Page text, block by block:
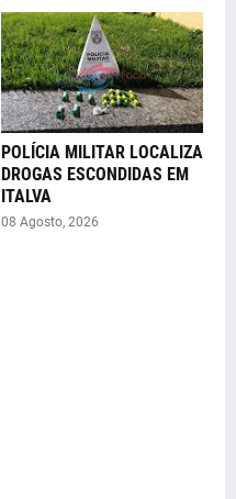
POLÍCIA MILITAR LOCALIZA
DROGAS ESCONDIDAS EM
ITALVA
08 Agosto, 2026